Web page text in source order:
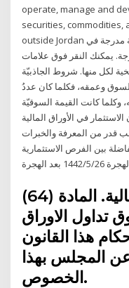
operate, manage and
securities,
outside Jordan الاوراق المالية غير المدرجة هذه الشركة مدرجة في
يمكنك النقر فوق علامات
لكل منها. شروط الجاذبيّة
وعمقه، فكلما كان عددُ
كانت القيمة السوقيّة
في الأوراق المالية
قدر من المعرفة والخبرات
بين الفرص الاستثمارية
مركز إيداع الأوراق المالية. المادة (64)
تداول الاوراق
هذا القانون
عن المجلس بهذا
الخصوص.